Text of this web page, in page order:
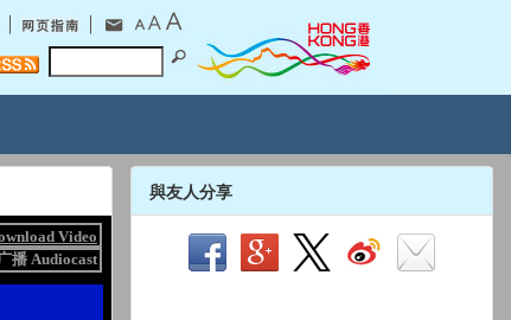
與友人分享